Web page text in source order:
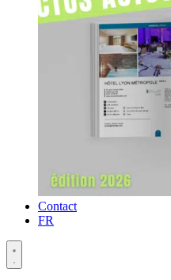
Contact
FR